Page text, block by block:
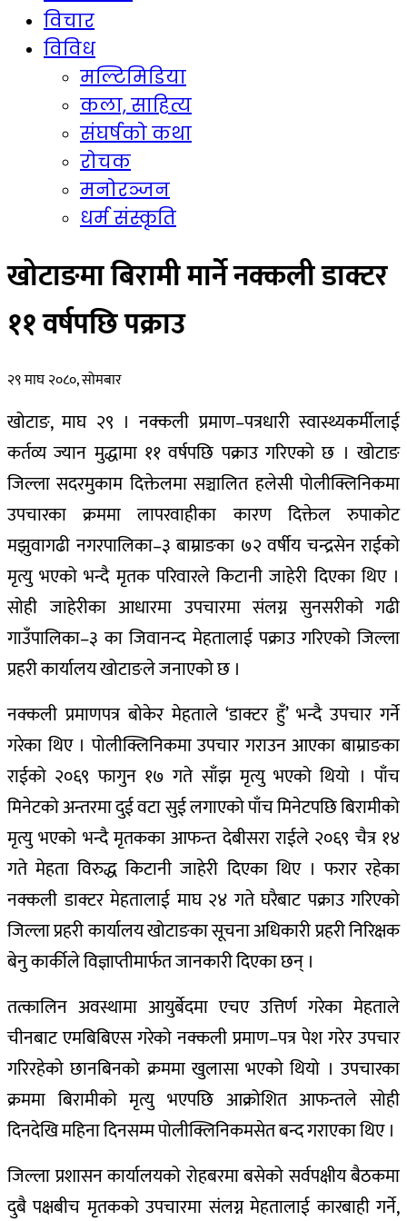
विचार
विविध
मल्टिमिडिया
कला, साहित्य
संघर्षको कथा
रोचक
मनोरञ्जन
धर्म संस्कृति
खोटाङमा बिरामी मार्ने नक्कली डाक्टर
११ वर्षपछि पक्राउ
२९ माघ २०८०, सोमबार
खोटाङ, माघ २९ । नक्कली प्रमाण–पत्रधारी स्वास्थ्यकर्मीलाई
कर्तव्य ज्यान मुद्धामा ११ वर्षपछि पक्राउ गरिएको छ । खोटाङ
जिल्ला सदरमुकाम दिक्तेलमा सञ्चालित हलेसी पोलीक्लिनिकमा
उपचारका क्रममा लापरवाहीका कारण दिक्तेल रुपाकोट
मझुवागढी नगरपालिका–३ बाम्राङका ७२ वर्षीय चन्द्रसेन राईको
मृत्यु भएको भन्दै मृतक परिवारले किटानी जाहेरी दिएका थिए ।
सोही जाहेरीका आधारमा उपचारमा संलग्न सुनसरीको गढी
गाउँपालिका–३ का जिवानन्द मेहतालाई पक्राउ गरिएको जिल्ला
प्रहरी कार्यालय खोटाङले जनाएको छ ।
नक्कली प्रमाणपत्र बोकेर मेहताले ‘डाक्टर हुँ’ भन्दै उपचार गर्ने
गरेका थिए । पोलीक्लिनिकमा उपचार गराउन आएका बाम्राङका
राईको २०६९ फागुन १७ गते साँझ मृत्यु भएको थियो । पाँच
मिनेटको अन्तरमा दुई वटा सुई लगाएको पाँच मिनेटपछि बिरामीको
मृत्यु भएको भन्दै मृतकका आफन्त देबीसरा राईले २०६९ चैत्र १४
गते मेहता विरुद्ध किटानी जाहेरी दिएका थिए । फरार रहेका
नक्कली डाक्टर मेहतालाई माघ २४ गते घरैबाट पक्राउ गरिएको
जिल्ला प्रहरी कार्यालय खोटाङका सूचना अधिकारी प्रहरी निरिक्षक
बेनु कार्कीले विज्ञाप्तीमार्फत जानकारी दिएका छन् ।
तत्कालिन अवस्थामा आयुर्बेदमा एचए उत्तिर्ण गरेका मेहताले
चीनबाट एमबिबिएस गरेको नक्कली प्रमाण–पत्र पेश गरेर उपचार
गरिरहेको छानबिनको क्रममा खुलासा भएको थियो । उपचारका
क्रममा बिरामीको मृत्यु भएपछि आक्रोशित आफन्तले सोही
दिनदेखि महिना दिनसम्म पोलीक्लिनिकमसेत बन्द गराएका थिए ।
जिल्ला प्रशासन कार्यालयको रोहबरमा बसेको सर्वपक्षीय बैठकमा
दुबै पक्षबीच मृतकको उपचारमा संलग्न मेहतालाई कारबाही गर्ने,